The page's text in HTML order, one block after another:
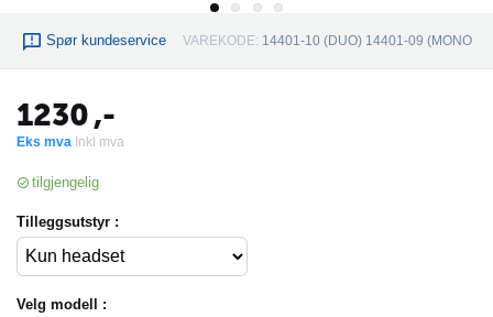
Spør kundeservice VAREKODE: 14401-10 (DUO) 14401-09 (MONO
1230,-
Eks mva Inkl mva
tilgjengelig
Tilleggsutstyr :
Velg modell :